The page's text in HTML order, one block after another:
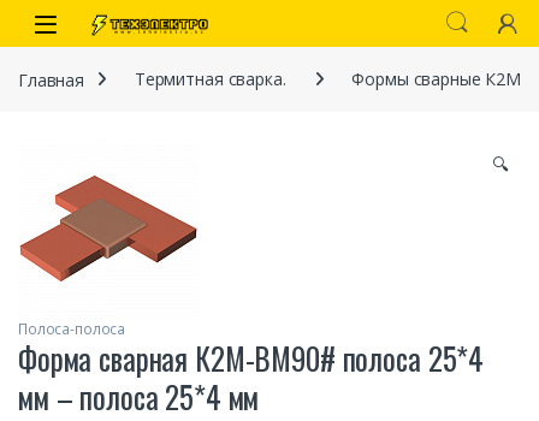
Перейти к навигации
перейти к содержанию
Open
Главная Термитная сварка. Формы сварные К2М
🔍
Полоса-полоса
Форма сварная К2М-BМ90# полоса 25*4
мм – полоса 25*4 мм